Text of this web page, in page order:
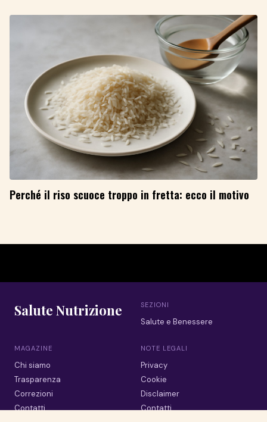
Perché il riso scuoce troppo in fretta: ecco il motivo
Salute Nutrizione SEZIONI
Salute e Benessere
MAGAZINE
Chi siamo
Trasparenza
Correzioni
Contatti
NOTE LEGALI
Privacy
Cookie
Disclaimer
Contatti